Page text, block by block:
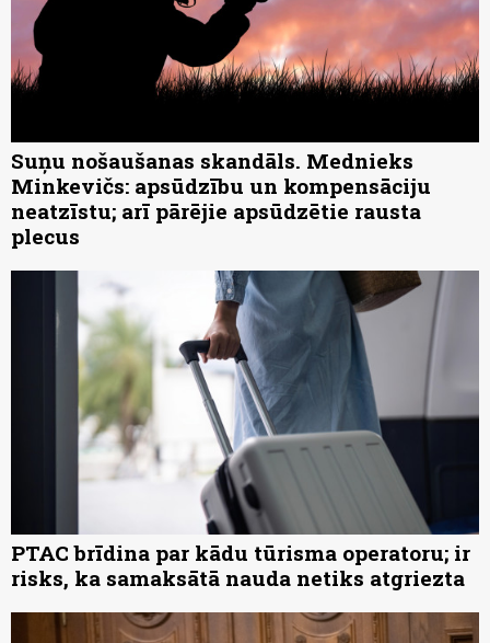
Suņu nošaušanas skandāls. Mednieks
Minkevičs: apsūdzību un kompensāciju
neatzīstu; arī pārējie apsūdzētie rausta
plecus
PTAC brīdina par kādu tūrisma operatoru; ir
risks, ka samaksātā nauda netiks atgriezta